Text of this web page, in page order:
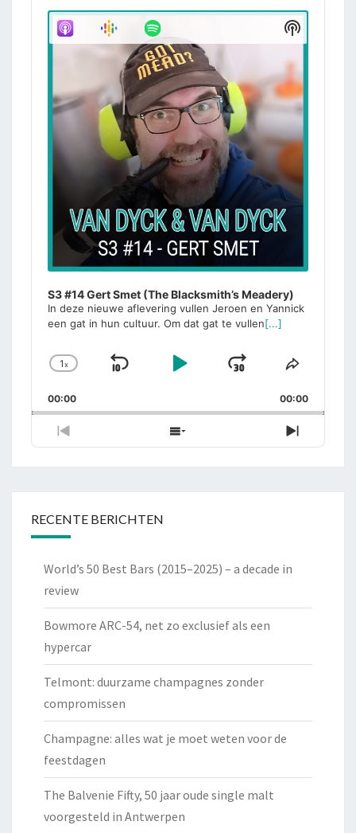
Player
S3 #14 Gert Smet (The Blacksmith’s Meadery)
In deze nieuwe aflevering vullen Jeroen en Yannick
een gat in hun cultuur. Om dat gat te vullen[...]
Change
Rate
1x
Skip
Play
Jump
Forward
Share
Episode
00:00 00:00
Previous
Episode
Show
Episodes
List
Next
Episode
Show
Podcast
RECENTE BERICHTEN
World’s 50 Best Bars (2015–2025) – a decade in
review
Bowmore ARC-54, net zo exclusief als een
hypercar
Telmont: duurzame champagnes zonder
compromissen
Champagne: alles wat je moet weten voor de
feestdagen
The Balvenie Fifty, 50 jaar oude single malt
voorgesteld in Antwerpen